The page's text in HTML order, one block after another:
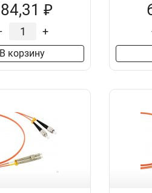
₽
+
В корзину